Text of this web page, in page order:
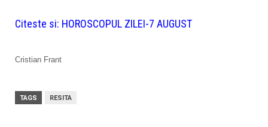
Citeste si: HOROSCOPUL ZILEI-7 AUGUST
Cristian Frant
TAGS RESITA